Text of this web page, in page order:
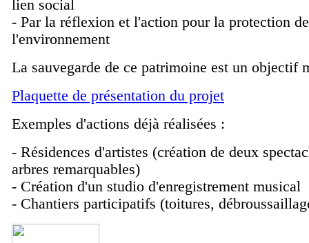
lien social
- Par la réflexion et l'action pour la protection de
l'environnement
La sauvegarde de ce patrimoine est un objectif
Plaquette de présentation du projet
Exemples d'actions déjà réalisées :
- Résidences d'artistes (création de deux
arbres remarquables)
- Création d'un studio d'enregistrement musical
- Chantiers participatifs (toitures,